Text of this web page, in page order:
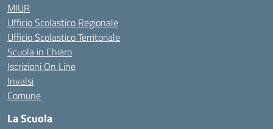
MIUR
Ufficio Scolastico Regionale
Ufficio Scolastico Territoriale
Scuola in Chiaro
Iscrizioni On Line
Invalsi
Comune
La Scuola